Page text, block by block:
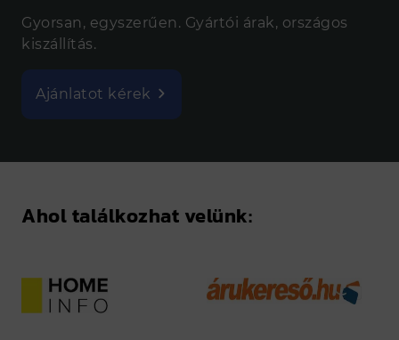
Gyorsan, egyszerűen. Gyártói árak, országos
kiszállítás.
Ajánlatot kérek
Ahol találkozhat velünk: